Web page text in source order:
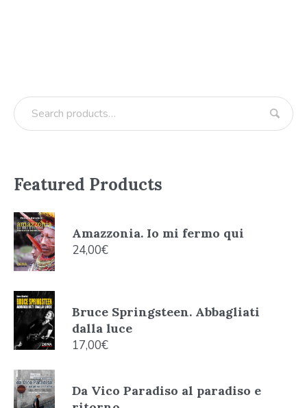
Featured Products
Amazzonia. Io mi fermo qui
24,00€
Bruce Springsteen. Abbagliati
dalla luce
17,00€
Da Vico Paradiso al paradiso e